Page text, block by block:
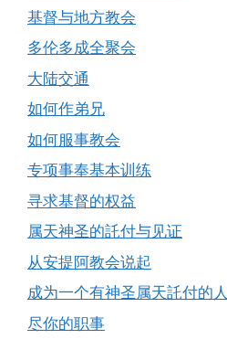
基督与地方教会
多伦多成全聚会
大陆交通
如何作弟兄
如何服事教会
专项事奉基本训练
寻求基督的权益
属天神圣的託付与见证
从安提阿教会说起
成为一个有神圣属天託付的人
尽你的职事